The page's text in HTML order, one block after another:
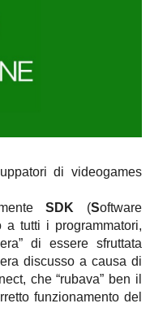
di videogames
SDK (Software
tutti i programmatori,
di essere sfruttata
discusso a causa di
che “rubava” ben il
funzionamento del